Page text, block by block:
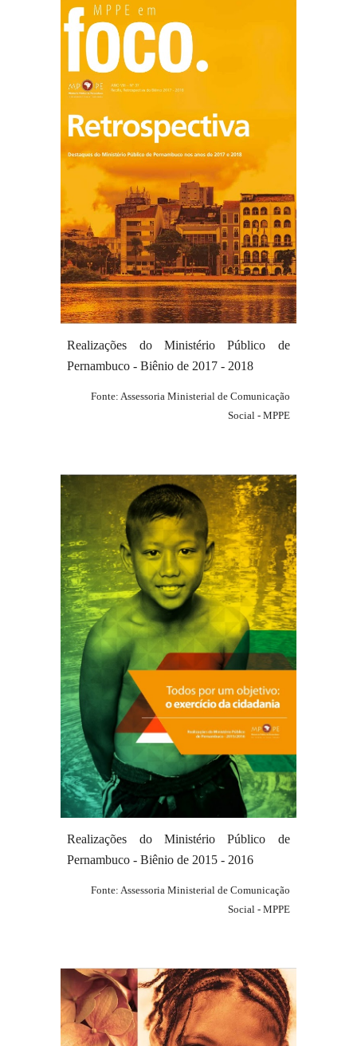
Realizações do Ministério Público de
Pernambuco - Biênio de 201 7 - 2018
Fonte: Assessoria Ministerial de Comunicação
Social - MPPE
Realizações do Ministério Público de
Pernambuco - Biênio de 2015 - 2016
Fonte: Assessoria Ministerial de Comunicação
Social - MPPE